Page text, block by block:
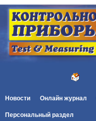
Новости Онлайн журнал
Персональный раздел